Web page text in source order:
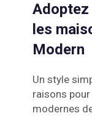
Adoptez
les
Modern
Un style
raisons
modernes